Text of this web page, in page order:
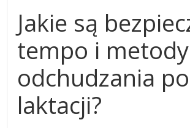
Jakie są
tempo i metody
odchudzania
laktacji?